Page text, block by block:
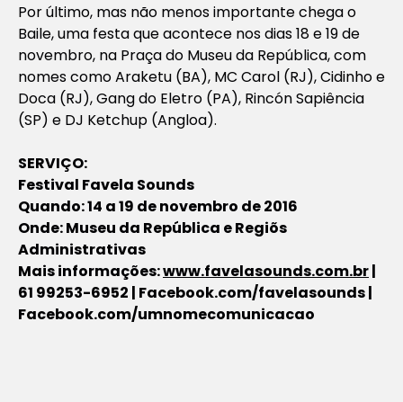
Por último, mas não menos importante chega o
Baile, uma festa que acontece nos dias 18 e 19 de
novembro, na Praça do Museu da República, com
nomes como Araketu (BA), MC Carol (RJ), Cidinho e
Doca (RJ), Gang do Eletro (PA), Rincón Sapiência
(SP) e DJ Ketchup (Angloa).
SERVIÇO:
Festival Favela Sounds
Quando: 14 a 19 de novembro de 2016
Onde: Museu da República e Regiõs
Administrativas
Mais informações:www.favelasounds.com.br|
61 99253-6952 | Facebook.com/favelasounds |
Facebook.com/umnomecomunicacao